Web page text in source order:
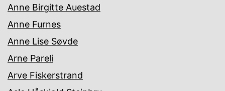
Anne Birgitte Auestad
Anne Furnes
Anne Lise Søvde
Arne Pareli
Arve Fiskerstrand